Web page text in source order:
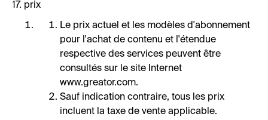
17. prix
Le prix actuel et les modèles d'abonnement
pour l'achat de contenu et l'étendue
respective des services peuvent être
consultés sur le site Internet
www.greator.com.
Sauf indication contraire, tous les prix
incluent la taxe de vente applicable.